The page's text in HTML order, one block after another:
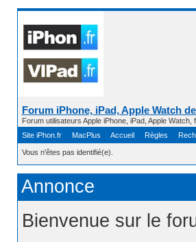
Forum iPhone, iPad, Apple Watch
Forum utilisateurs Apple iPhone, iPad, Apple
Site iPhon.fr
MacPlus Accueil Règles
Vous n'êtes pas identifié(e).
Annonce
Bienvenue sur le